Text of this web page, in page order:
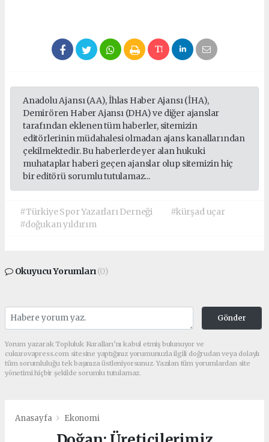
Anadolu Ajansı (AA), İhlas Haber Ajansı (İHA),
Demirören Haber Ajansı (DHA) ve diğer ajanslar
tarafından eklenen tüm haberler, sitemizin
editörlerinin müdahalesi olmadan ajans kanallarından
çekilmektedir. Bu haberlerde yer alan hukuki
muhataplar haberi geçen ajanslar olup sitemizin hiç
bir editörü sorumlu tutulamaz...
#Türkiye Spor Yazarları Derneği
#kürşad uçar
#doğukan yıldırım
Okuyucu Yorumları(0)
Gönder
Yorum yazarak Topluluk Kuralları’nı kabul etmiş bulunuyor ve
cukurovapress.com sitesine yaptığınız yorumunuzla ilgili doğrudan veya dolaylı
tüm sorumluluğu tek başınıza üstleniyorsunuz. Yazılan tüm yorumlardan site
yönetimi hiçbir şekilde sorumlu tutulamaz.
Anasayfa Ekonomi